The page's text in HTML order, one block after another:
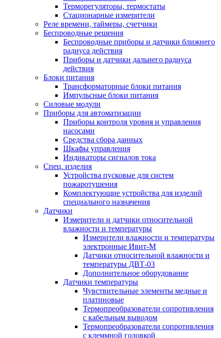
Терморегуляторы, термостаты
Стационарные измерители
Реле времени, таймеры, счетчики
Беспроводные решения
Беспроводные приборы и датчики ближнего
радиуса действия
Приборы и датчики дальнего радиуса
действия
Блоки питания
Трансформаторные блоки питания
Импульсные блоки питания
Силовые модули
Приборы для автоматизации
Приборы контроля уровня и управления
насосами
Средства сбора данных
Шкафы управления
Индикаторы сигналов тока
Спец. изделия
Устройства пусковые для систем
пожаротушения
Комплектующие устройства для изделий
специального назначения
Датчики
Измерители и датчики относительной
влажности и температуры
Измерители влажности и температуры
электронные Ивит-М
Датчики относительной влажности и
температуры ДВТ-03
Дополнительное оборудование
Датчики температуры
Чувствительные элементы медные и
платиновые
Термопреобразователи сопротивления
с кабельным выводом
Термопреобразователи сопротивления
с клеммной головкой